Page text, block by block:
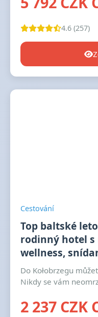
4.6 (257)
Cestování
Top baltské
rodinný hotel s
wellness,
Do Kołobrzegu
Nikdy se vám
2 237 CZK